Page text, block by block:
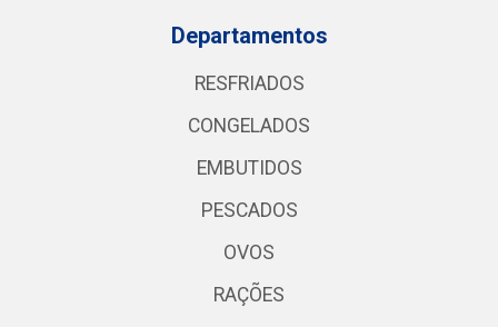
Departamentos
RESFRIADOS
CONGELADOS
EMBUTIDOS
PESCADOS
OVOS
RAÇÕES